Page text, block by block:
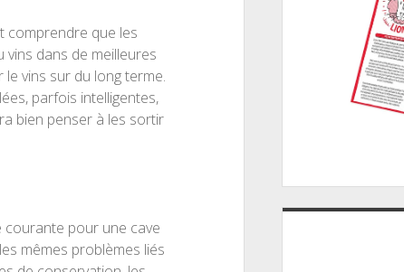
comprendre que les
dans de meilleures
vins sur du long terme.
parfois intelligentes,
bien penser à les sortir
pour une cave
mêmes problèmes liés